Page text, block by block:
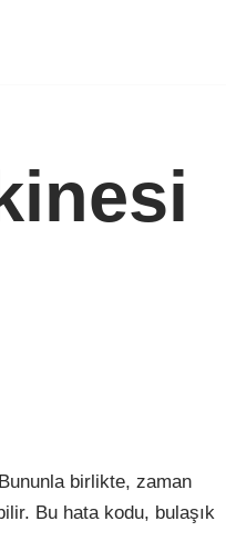
birlikte, zaman
Bu hata kodu, bulaşık